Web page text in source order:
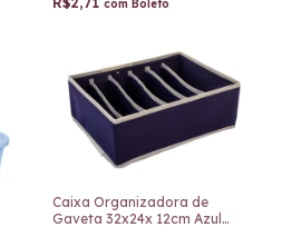
com Boleto
Caixa Organizadora de
Gaveta 32x24x 12cm Azul